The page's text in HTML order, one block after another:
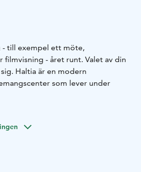
- till exempel ett möte,
filmvisning - året runt. Valet av din
Haltia är en modern
som lever under
18 meter långa